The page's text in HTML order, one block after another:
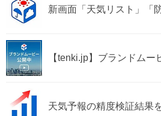
京田辺市 南丹
久御山町 井手
宇治田原町
新画面「天気リスト」「
【tenki.jp】ブランドムー
天気予報の精度検証結果